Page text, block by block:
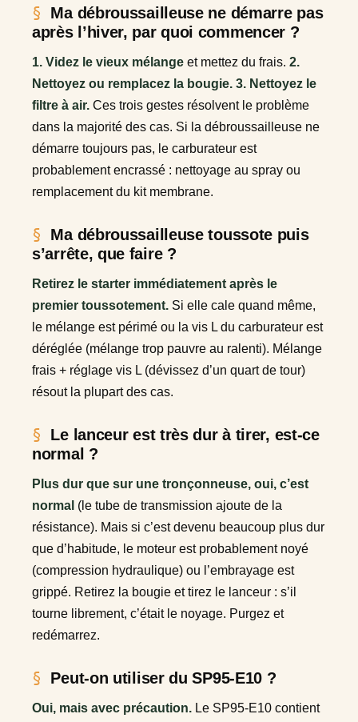
Ma débroussailleuse ne démarre pas
après l’hiver, par quoi commencer ?
1. Videz le vieux mélange et mettez du frais. 2.
Nettoyez ou remplacez la bougie. 3. Nettoyez le
filtre à air. Ces trois gestes résolvent le problème
dans la majorité des cas. Si la débroussailleuse ne
démarre toujours pas, le carburateur est
probablement encrassé : nettoyage au spray ou
remplacement du kit membrane.
Ma débroussailleuse toussote puis
s’arrête, que faire ?
Retirez le starter immédiatement après le
premier toussotement. Si elle cale quand même,
le mélange est périmé ou la vis L du carburateur est
déréglée (mélange trop pauvre au ralenti). Mélange
frais + réglage vis L (dévissez d’un quart de tour)
résout la plupart des cas.
Le lanceur est très dur à tirer, est-ce
normal ?
Plus dur que sur une tronçonneuse, oui, c’est
normal (le tube de transmission ajoute de la
résistance). Mais si c’est devenu beaucoup plus dur
que d’habitude, le moteur est probablement noyé
(compression hydraulique) ou l’embrayage est
grippé. Retirez la bougie et tirez le lanceur : s’il
tourne librement, c’était le noyage. Purgez et
redémarrez.
Peut-on utiliser du SP95-E10 ?
Oui, mais avec précaution. Le SP95-E10 contient